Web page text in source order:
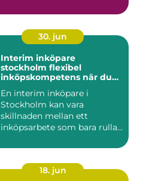
30. jun
Interim inköpare
stockholm flexibel
inköpskompetens när du
En interim inköpare i
Stockholm kan vara
skillnaden mellan ett
inköpsarbete som bara rullar
18. jun